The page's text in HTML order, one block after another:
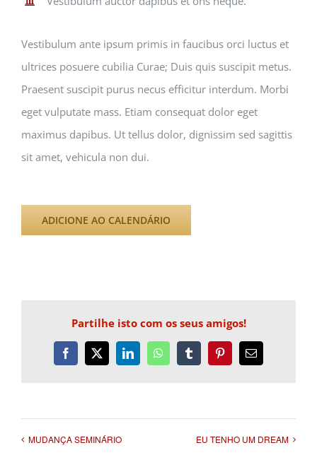
Vestibulum ante ipsum primis in faucibus orci luctus et
ultrices posuere cubilia Curae; Duis quis suscipit metus.
Praesent suscipit purus necus efficitur interdum. Morbi
eget vulputate mass. Etiam consequat dolor eget
maximus dapibus. Ut tellus dolor, dignissim sed sagittis
sit amet, vehicula non dui.
ADICIONE AO CALENDÁRIO
Partilhe isto com os seus amigos!
Facebook
X LinkedInWhatsAppTumblrInteresseEmail
MUDANÇA SEMINÁRIO EU TENHO UM DREAM